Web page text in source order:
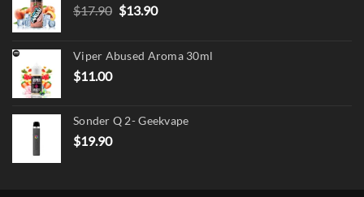
$17.90 Original
$17.90.
$13.90Current
$13.90.
Viper Abused Aroma 30ml
$11.00
Sonder Q 2- Geekvape
$19.90